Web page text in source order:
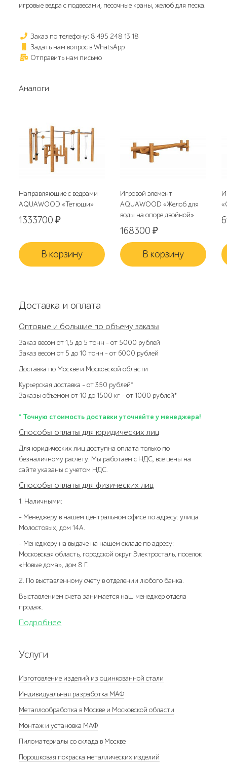
игровые ведра с подвесами, песочные краны, желоб для песка.
Заказ по телефону: 8 495 248 13 18
Задать нам вопрос в WhatsApp
Отправить нам письмо
Аналоги
Направляющие с ведрами
AQUAWOOD «Тетюши»
1333700₽
В корзину
Игровой элемент
AQUAWOOD «Желоб для
воды на опоре двойной»
168300₽
В корзину
Доставка и оплата
Оптовые и большие по объему заказы
Заказ весом от 1,5 до 5 тонн – от 5000 рублей
Заказ весом от 5 до 10 тонн – от 6000 рублей
Доставка по Москве и Московской области
Курьерская доставка – от 350 рублей*
Заказы объемом от 10 до 1500 кг – от 1000 рублей*
* Точную стоимость доставки уточняйте у менеджера!
Способы оплаты для юридических лиц
Для юридических лиц доступна оплата только по
безналичному расчёту. Мы работаем с НДС, все цены на
сайте указаны с учетом НДС.
Способы оплаты для физических лиц
1. Наличными:
- Менеджеру в нашем центральном офисе по адресу: улица
Молостовых, дом 14А.
- Менеджеру на выдаче на нашем складе по адресу:
Московская область, городской округ Электросталь, поселок
«Новые дома», дом 8 Г.
2. По выставленному счету в отделении любого банка.
Выставлением счета занимается наш менеджер отдела
продаж.
Подробнее
Услуги
Изготовление изделий из оцинкованной стали
Индивидуальная разработка МАФ
Металлообработка в Москве и Московской области
Монтаж и установка МАФ
Пиломатериалы со склада в Москве
Порошковая покраска металлических изделий